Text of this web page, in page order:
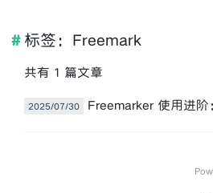
标签：Freemark
共有 1 篇文章
2025/07/30 Freemarker 使用进